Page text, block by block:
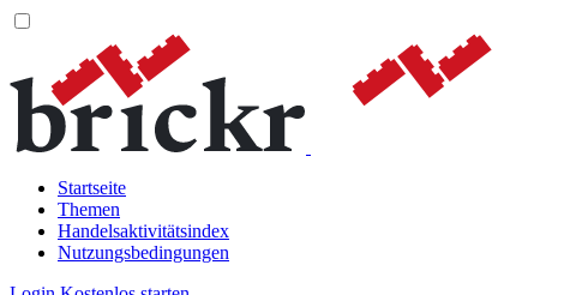
Startseite
Themen
Handelsaktivitätsindex
Nutzungsbedingungen